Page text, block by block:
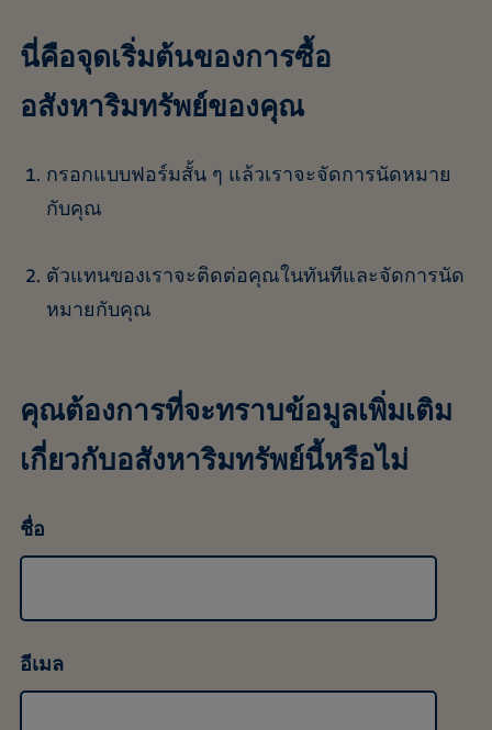
นี่คือจุดเริ่มต้นของการซื้อ
อสังหาริมทรัพย์ของคุณ
กรอกแบบฟอร์มสั้น ๆ แล้วเราจะจัดการนัดหมาย
กับคุณ
ตัวแทนของเราจะติดต่อคุณในทันทีและจัดการนัด
หมายกับคุณ
คุณต้องการที่จะทราบข้อมูลเพิ่มเติม
เกี่ยวกับอสังหาริมทรัพย์นี้หรือไม่
ชื่อ
อีเมล